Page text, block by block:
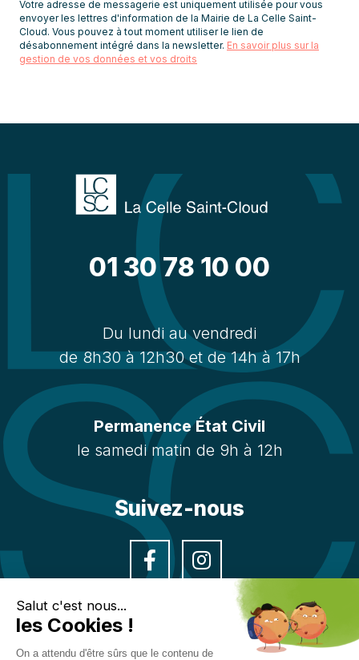
Votre adresse de messagerie est uniquement utilisée pour vous
envoyer les lettres d'information de la Mairie de La Celle Saint-
Cloud. Vous pouvez à tout moment utiliser le lien de
désabonnement intégré dans la newsletter. En savoir plus sur la
gestion de vos données et vos droits
01 30 78 10 00
Du lundi au vendredi
de 8h30 à 12h30 et de 14h à 17h
Permanence État Civil
le samedi matin de 9h à 12h
Suivez-nous
Facebook
Salut c'est nous...
les Cookies !
On a attendu d'être sûrs que le contenu de